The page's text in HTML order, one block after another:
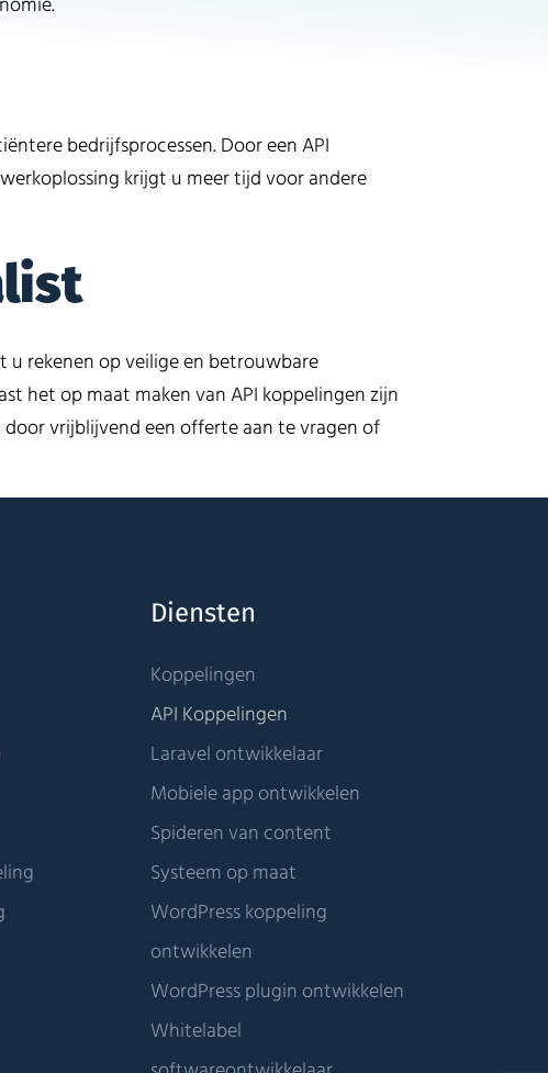
bedrijfsprocessen. Door een API
krijgt u meer tijd voor andere
u rekenen op veilige en betrouwbare
het op maat maken van API koppelingen zijn
vrijblijvend een offerte aan te vragen of
Diensten
Koppelingen
API Koppelingen
Laravel ontwikkelaar
Mobiele app ontwikkelen
Spideren van content
Systeem op maat
WordPress koppeling
ontwikkelen
WordPress plugin ontwikkelen
Whitelabel